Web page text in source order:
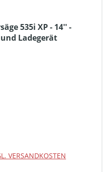
535i XP - 14'' -
Ladegerät
VERSANDKOSTEN